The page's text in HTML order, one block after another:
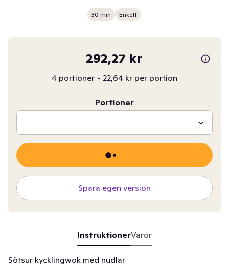
30 min Enkelt
292,27 kr
4 portioner • 22,64 kr per portion
Portioner
Spara egen version
InstruktionerVaror
Sötsur kycklingwok med nudlar